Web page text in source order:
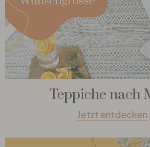
Teppiche nach
Jetzt entdecken